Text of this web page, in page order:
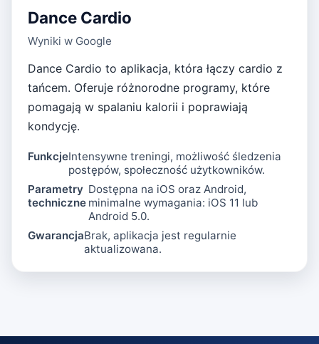
Dance Cardio
Wyniki w Google
Dance Cardio to aplikacja, która łączy cardio z
tańcem. Oferuje różnorodne programy, które
pomagają w spalaniu kalorii i poprawiają
kondycję.
FunkcjeIntensywne treningi, możliwość śledzenia
postępów, społeczność użytkowników.
Parametry
techniczne
Dostępna na iOS oraz Android,
minimalne wymagania: iOS 11 lub
Android 5.0.
GwarancjaBrak, aplikacja jest regularnie
aktualizowana.